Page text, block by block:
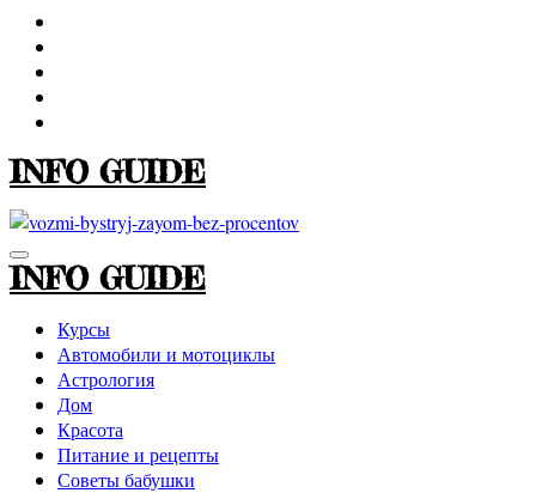
INFO GUIDE
INFO GUIDE
Курсы
Автомобили и мотоциклы
Астрология
Дом
Красота
Питание и рецепты
Советы бабушки